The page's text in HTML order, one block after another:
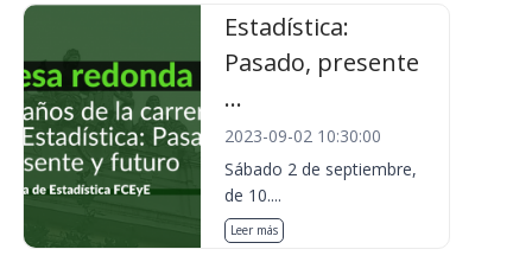
Estadística:
Pasado, presente
...
2023-09-02 10:30:00
Sábado 2 de septiembre,
de 10....
Leer más